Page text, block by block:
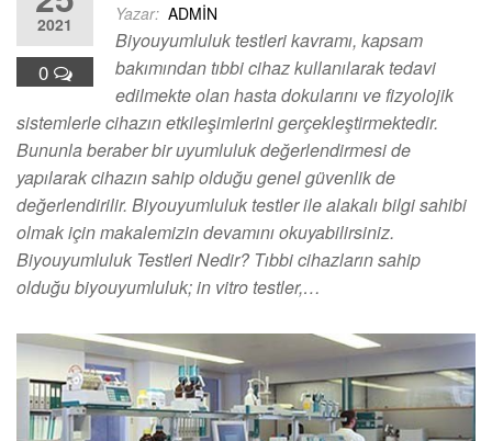
2021
0
Yazar: ADMIN
Biyouyumluluk testleri kavramı, kapsam
bakımından tıbbi cihaz kullanılarak tedavi
edilmekte olan hasta dokularını ve fizyolojik
sistemlerle cihazın etkileşimlerini gerçekleştirmektedir.
Bununla beraber bir uyumluluk değerlendirmesi de
yapılarak cihazın sahip olduğu genel güvenlik de
değerlendirilir. Biyouyumluluk testler ile alakalı bilgi sahibi
olmak için makalemizin devamını okuyabilirsiniz.
Biyouyumluluk Testleri Nedir? Tıbbi cihazların sahip
olduğu biyouyumluluk; in vitro testler,…